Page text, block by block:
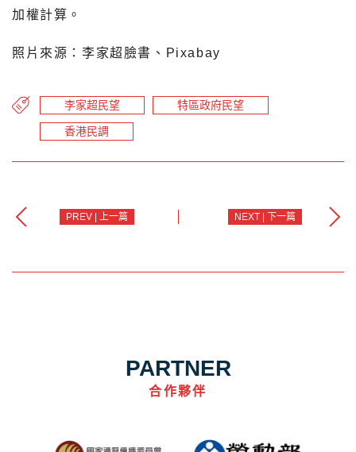
加權計算。
照片來源：李家超臉書、Pixabay
李家超民望 特區政府民望
香港民調
PREV | 上一篇 NEXT | 下一篇
PARTNER
合作夥伴